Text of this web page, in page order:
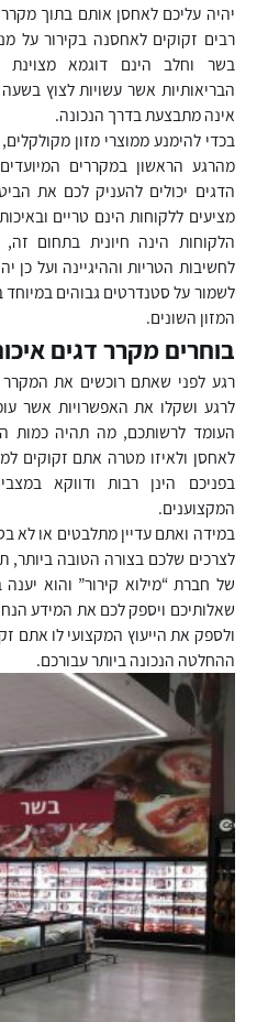
יהיה עליכם לאחסן אותם בתוך מקרר
רבים זקוקים לאחסנה בקירור על
בשר וחלב הינם דוגמא מצוינת
הבריאותיות אשר עשויות לצוץ
אינה מתבצעת בדרך הנכונה.
בכדי להימנע ממוצרי מזון
מהרגע הראשון במקררים
הדגים יכולים להעניק לכם את
מציעים ללקוחות הינם טריים
הלקוחות הינה חיונית בתחום
לחשיבות הטריות וההיגיינה ועל כן
לשמור על סטנדרטים גבוהים
המזון השונים.
בוחרים מקרר דגים
רגע לפני שאתם רוכשים את
לרגע ושקלו את האפשרויות אשר
העומד לרשותכם, מה תהיה כמות
לאחסן ולאיזו מטרה אתם זקוקים
בפניכם הינן רבות ודווקא
המקצוענים.
במידה ואתם עדיין מתלבטים או לא
לצרכים שלכם בצורה הטובה ביותר,
של חברת “מילוא קירור” והוא יענה
שאלותיכם ויספק לכם את המידע
ולספק את הייעוץ המקצועי לו אתם
ההחלטה הנכונה ביותר עבורכם.